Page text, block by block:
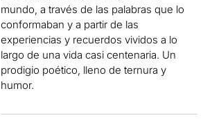
mundo, a través de las palabras que lo
conformaban y a partir de las
experiencias y recuerdos vividos a lo
largo de una vida casi centenaria. Un
prodigio poético, lleno de ternura y
humor.